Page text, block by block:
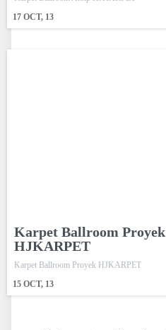
17 OCT, 13
Karpet Ballroom Proyek
HJKARPET
15 OCT, 13
Karpet Ballroom Proyek HJKARPET